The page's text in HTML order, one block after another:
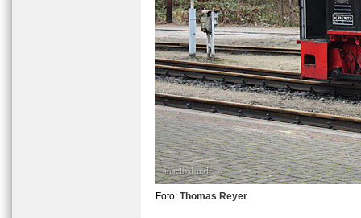
Foto: Thomas Reyer